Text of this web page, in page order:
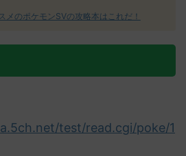
メのポケモンSVの攻略本はこれだ！
test/read.cgi/poke/1